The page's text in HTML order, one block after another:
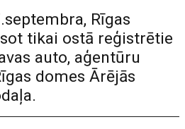
Rīgas
tikai ostā reģistrētie
auto, aģentūru
domes Ārējās